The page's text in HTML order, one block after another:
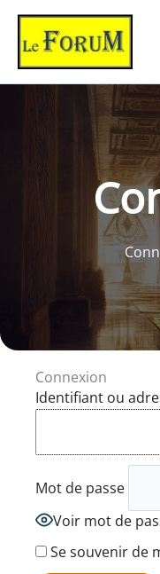
Aller
contenu
Connexion
Identifiant ou
Mot de passe
Voir mot de
Se souvenir de